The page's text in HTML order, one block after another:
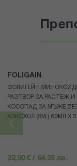
FOLIGAIN
ФОЛИГЕЙН
РАЗТВОР ЗА РАСТЕЖ
КОСОПАД ЗА МЪЖЕ
АЛКОХОЛ (3М.) 60МЛ X 3
32,90 € / 64.35 лв.